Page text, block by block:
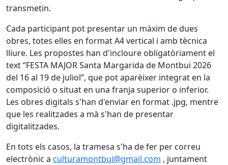
transmetin.
Cada participant pot presentar un màxim de dues
obres, totes elles en format A4 vertical i amb tècnica
lliure. Les propostes han d'incloure obligatòriament el
text “FESTA MAJOR Santa Margarida de Montbui 2026
del 16 al 19 de juliol”, que pot aparèixer integrat en la
composició o situat en una franja superior o inferior.
Les obres digitals s'han d'enviar en format .jpg, mentre
que les realitzades a mà s'han de presentar
digitalitzades.
En tots els casos, la tramesa s'ha de fer per correu
electrònic a culturamontbui@gmail.com , juntament